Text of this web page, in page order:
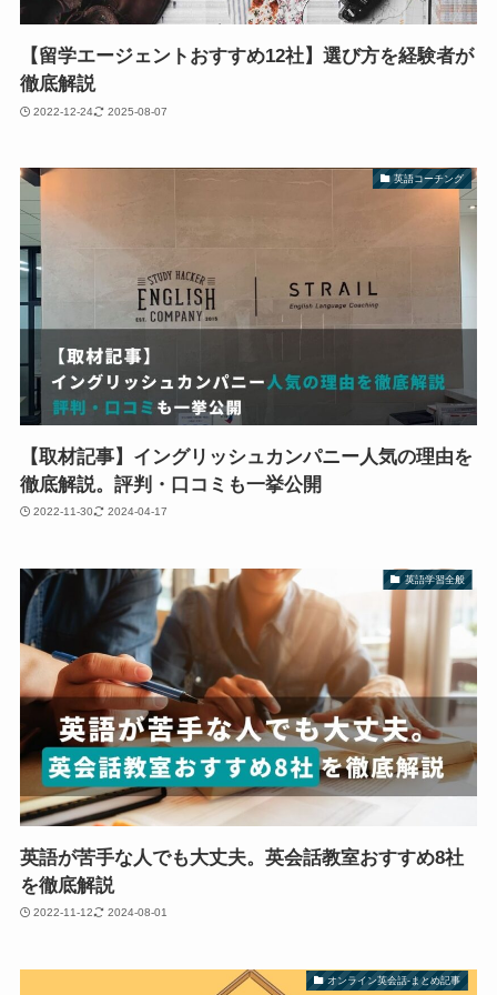
【留学エージェントおすすめ12社】選び方を経験者が
徹底解説
2022-12-24 2025-08-07
英語コーチング
【取材記事】イングリッシュカンパニー人気の理由を
徹底解説。評判・口コミも一挙公開
2022-11-30 2024-04-17
英語学習全般
英語が苦手な人でも大丈夫。英会話教室おすすめ8社
を徹底解説
2022-11-12 2024-08-01
オンライン英会話-まとめ記事